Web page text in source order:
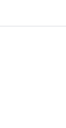
java/